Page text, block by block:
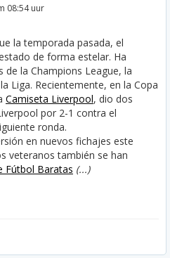
08:54 uur
la temporada pasada, el
de forma estelar. Ha
la Champions League, la
Liga. Recientemente, en la Copa
Camiseta Liverpool, dio dos
por 2-1 contra el
ronda.
en nuevos fichajes este
veteranos también se han
Fútbol Baratas (...)